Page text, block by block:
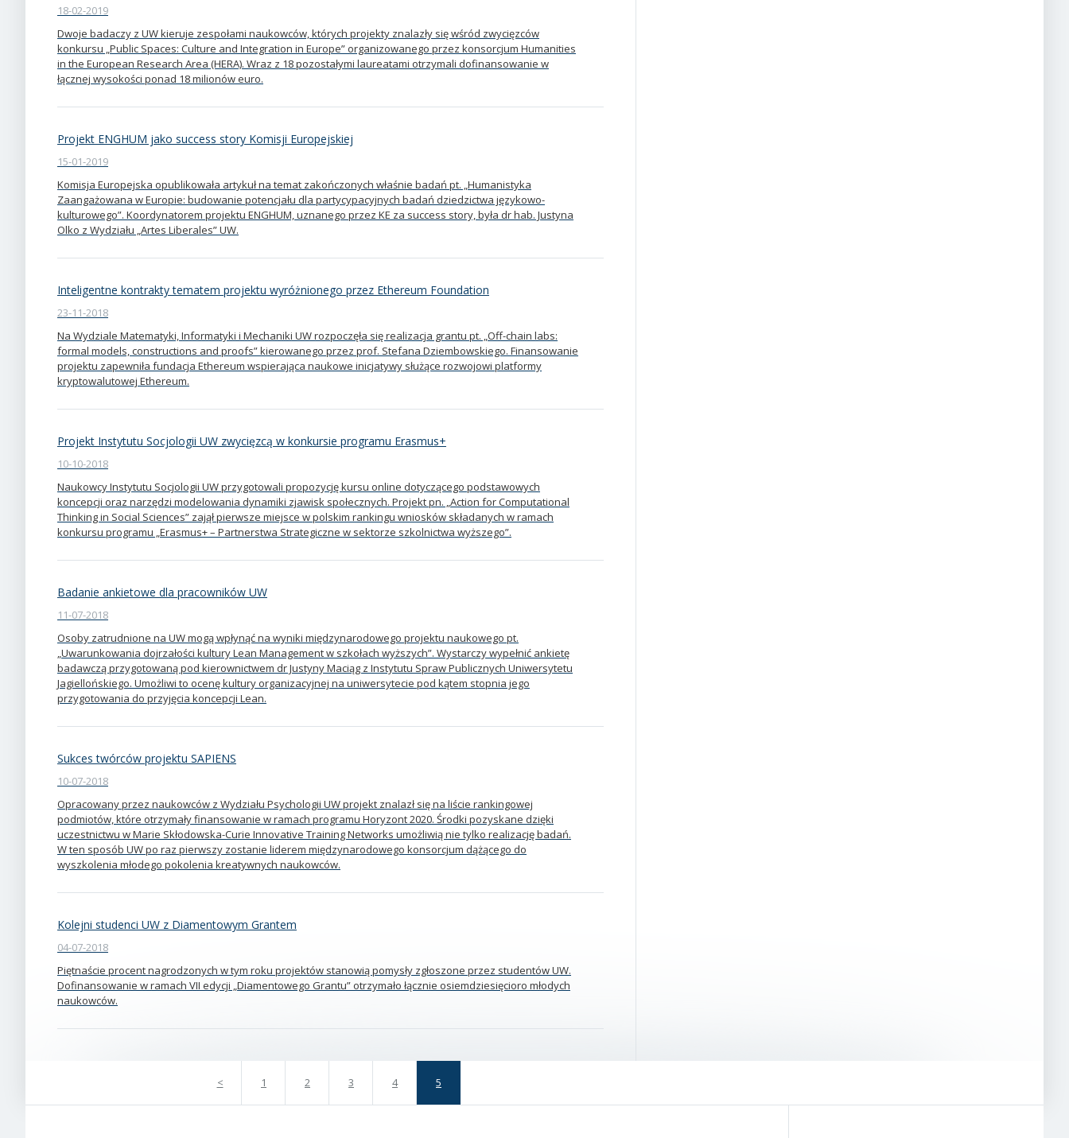
18-02-2019
Dwoje badaczy z UW kieruje zespołami naukowców, których projekty znalazły się wśród zwycięzców
konkursu „Public Spaces: Culture and Integration in Europe” organizowanego przez konsorcjum Humanities
in the European Research Area (HERA). Wraz z 18 pozostałymi laureatami otrzymali dofinansowanie w
łącznej wysokości ponad 18 milionów euro.
Projekt ENGHUM jako success story Komisji Europejskiej
15-01-2019
Komisja Europejska opublikowała artykuł na temat zakończonych właśnie badań pt. „Humanistyka
Zaangażowana w Europie: budowanie potencjału dla partycypacyjnych badań dziedzictwa językowo-
kulturowego”. Koordynatorem projektu ENGHUM, uznanego przez KE za success story, była dr hab. Justyna
Olko z Wydziału „Artes Liberales” UW.
Inteligentne kontrakty tematem projektu wyróżnionego przez Ethereum Foundation
23-11-2018
Na Wydziale Matematyki, Informatyki i Mechaniki UW rozpoczęła się realizacja grantu pt. „Off-chain labs:
formal models, constructions and proofs” kierowanego przez prof. Stefana Dziembowskiego. Finansowanie
projektu zapewniła fundacja Ethereum wspierająca naukowe inicjatywy służące rozwojowi platformy
kryptowalutowej Ethereum.
Projekt Instytutu Socjologii UW zwycięzcą w konkursie programu Erasmus+
10-10-2018
Naukowcy Instytutu Socjologii UW przygotowali propozycję kursu online dotyczącego podstawowych
koncepcji oraz narzędzi modelowania dynamiki zjawisk społecznych. Projekt pn. „Action for Computational
Thinking in Social Sciences” zajął pierwsze miejsce w polskim rankingu wniosków składanych w ramach
konkursu programu „Erasmus+ – Partnerstwa Strategiczne w sektorze szkolnictwa wyższego”.
Badanie ankietowe dla pracowników UW
11-07-2018
Osoby zatrudnione na UW mogą wpłynąć na wyniki międzynarodowego projektu naukowego pt.
„Uwarunkowania dojrzałości kultury Lean Management w szkołach wyższych”. Wystarczy wypełnić ankietę
badawczą przygotowaną pod kierownictwem dr Justyny Maciąg z Instytutu Spraw Publicznych Uniwersytetu
Jagiellońskiego. Umożliwi to ocenę kultury organizacyjnej na uniwersytecie pod kątem stopnia jego
przygotowania do przyjęcia koncepcji Lean.
Sukces twórców projektu SAPIENS
10-07-2018
Opracowany przez naukowców z Wydziału Psychologii UW projekt znalazł się na liście rankingowej
podmiotów, które otrzymały finansowanie w ramach programu Horyzont 2020. Środki pozyskane dzięki
uczestnictwu w Marie Skłodowska-Curie Innovative Training Networks umożliwią nie tylko realizację badań.
W ten sposób UW po raz pierwszy zostanie liderem międzynarodowego konsorcjum dążącego do
wyszkolenia młodego pokolenia kreatywnych naukowców.
Kolejni studenci UW z Diamentowym Grantem
04-07-2018
Piętnaście procent nagrodzonych w tym roku projektów stanowią pomysły zgłoszone przez studentów UW.
Dofinansowanie w ramach VII edycji „Diamentowego Grantu” otrzymało łącznie osiemdziesięcioro młodych
naukowców.
< 1 2 3 4 5